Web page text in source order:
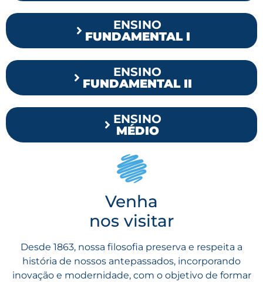
ENSINO
FUNDAMENTAL I
ENSINO
FUNDAMENTAL II
ENSINO
MÉDIO
Venha
nos visitar
Desde 1863, nossa filosofia preserva e respeita a
história de nossos antepassados, incorporando
inovação e modernidade, com o objetivo de formar